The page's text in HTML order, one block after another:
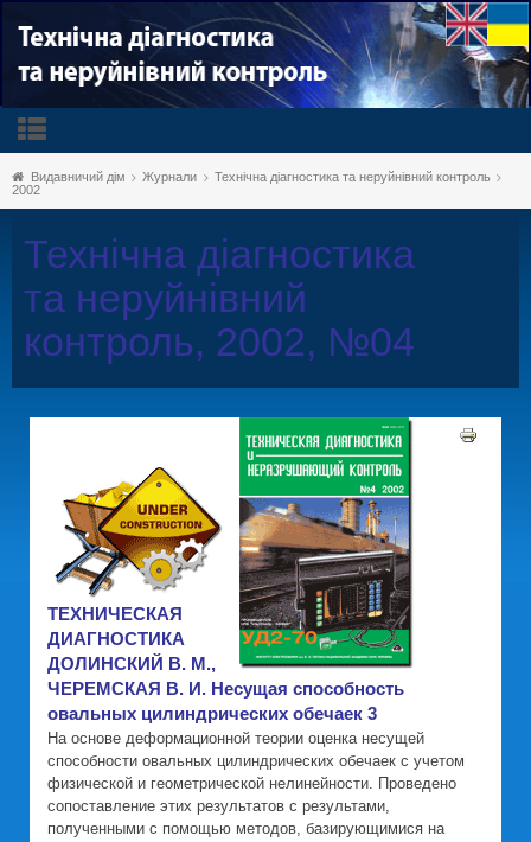
Видавничий дім Журнали
Технічна діагностика та неруйнівний контроль
2002
Технічна діагностика
та неруйнівний
контроль, 2002, №04
ТЕХНИЧЕСКАЯ
ДИАГНОСТИКА
ДОЛИНСКИЙ В. М.,
ЧЕРЕМСКАЯ В. И. Несущая способность
овальных цилиндрических обечаек 3
На основе деформационной теории оценка несущей
способности овальных цилиндрических обечаек с учетом
физической и геометрической нелинейности. Проведено
сопоставление этих результатов с результами,
полученными с помощью методов, базирующимися на